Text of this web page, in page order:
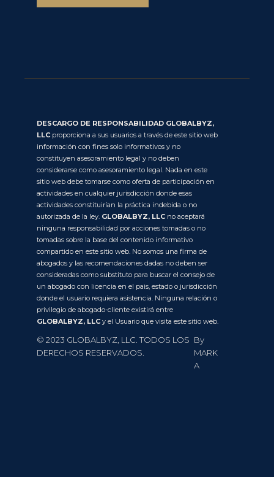
DESCARGO DE RESPONSABILIDAD GLOBALBYZ,
LLC proporciona a sus usuarios a través de este sitio web
información con fines solo informativos y no
constituyen asesoramiento legal y no deben
considerarse como asesoramiento legal. Nada en este
sitio web debe tomarse como oferta de participación en
actividades en cualquier jurisdicción donde esas
actividades constituirían la práctica indebida o no
autorizada de la ley. GLOBALBYZ, LLC no aceptará
ninguna responsabilidad por acciones tomadas o no
tomadas sobre la base del contenido informativo
compartido en este sitio web. No somos una firma de
abogados y las recomendaciones dadas no deben ser
consideradas como substituto para buscar el consejo de
un abogado con licencia en el pais, estado o jurisdicción
donde el usuario requiera asistencia. Ninguna relación o
privilegio de abogado-cliente existirá entre
GLOBALBYZ, LLC y el Usuario que visita este sitio web.
© 2023 GLOBALBYZ, LLC. TODOS LOS
DERECHOS RESERVADOS.
By
MARK
A